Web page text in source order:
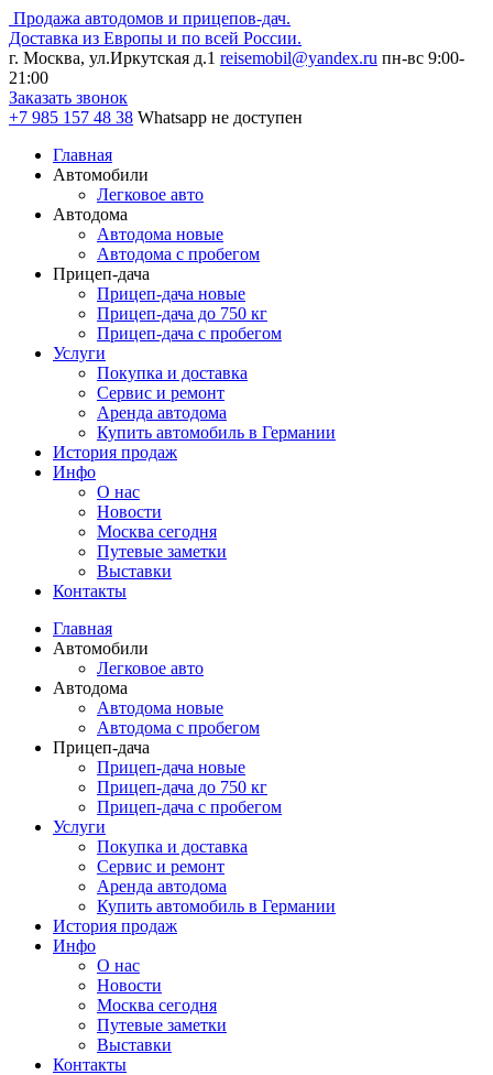
Продажа автодомов и прицепов-дач.
Доставка из Европы и по всей России.
г. Москва, ул.Иркутская д.1 reisemobil@yandex.ru пн-вс 9:00-
21:00
Заказать звонок
+7 985 157 48 38 Whatsapp не доступен
Главная
Автомобили
Легковое авто
Автодома
Автодома новые
Автодома с пробегом
Прицеп-дача
Прицеп-дача новые
Прицеп-дача до 750 кг
Прицеп-дача с пробегом
Услуги
Покупка и доставка
Сервис и ремонт
Аренда автодома
Купить автомобиль в Германии
История продаж
Инфо
О нас
Новости
Москва сегодня
Путевые заметки
Выставки
Контакты
Главная
Автомобили
Легковое авто
Автодома
Автодома новые
Автодома с пробегом
Прицеп-дача
Прицеп-дача новые
Прицеп-дача до 750 кг
Прицеп-дача с пробегом
Услуги
Покупка и доставка
Сервис и ремонт
Аренда автодома
Купить автомобиль в Германии
История продаж
Инфо
О нас
Новости
Москва сегодня
Путевые заметки
Выставки
Контакты